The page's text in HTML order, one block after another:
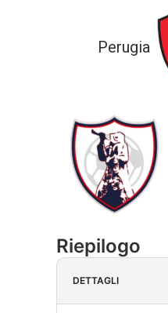
Perugia
Riepilogo
DETTAGLI